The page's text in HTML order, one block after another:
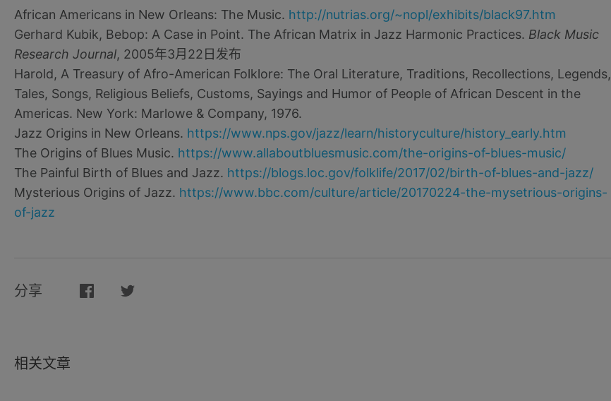
African Americans in New Orleans: The Music. http://nutrias.org/~nopl/exhibits/black97.htm
Gerhard Kubik, Bebop: A Case in Point. The African Matrix in Jazz Harmonic Practices. Black Music
Research Journal, 2005年3月22日发布
Harold, A Treasury of Afro-American Folklore: The Oral Literature, Traditions, Recollections, Legends,
Tales, Songs, Religious Beliefs, Customs, Sayings and Humor of People of African Descent in the
Americas. New York: Marlowe & Company, 1976.
Jazz Origins in New Orleans. https://www.nps.gov/jazz/learn/historyculture/history_early.htm
The Origins of Blues Music. https://www.allaboutbluesmusic.com/the-origins-of-blues-music/
The Painful Birth of Blues and Jazz. https://blogs.loc.gov/folklife/2017/02/birth-of-blues-and-jazz/
Mysterious Origins of Jazz. https://www.bbc.com/culture/article/20170224-the-mysetrious-origins-
of-jazz
分享
相关文章